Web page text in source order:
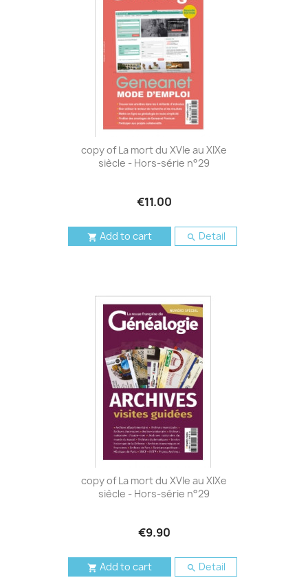
copy of La mort du XVIe au XIXe
siècle - Hors-série n°29
€11.00
 Add to cart  Detail
copy of La mort du XVIe au XIXe
siècle - Hors-série n°29
€9.90
 Add to cart  Detail